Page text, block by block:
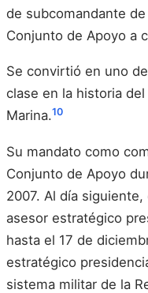
de subcomandante
Conjunto de Apoyo a
Se convirtió en uno
clase en la historia
Marina.10
Su mandato como
Conjunto de Apoyo
2007. Al día
asesor estratégico
hasta el 17 de
estratégico
sistema militar de la